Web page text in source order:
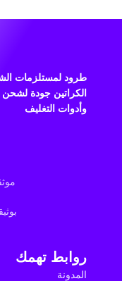
طرود لمستلزمات
الكراتين جودة لشحن
وأدوات التغليف
بوثيقة
روابط تهمك
المدونة